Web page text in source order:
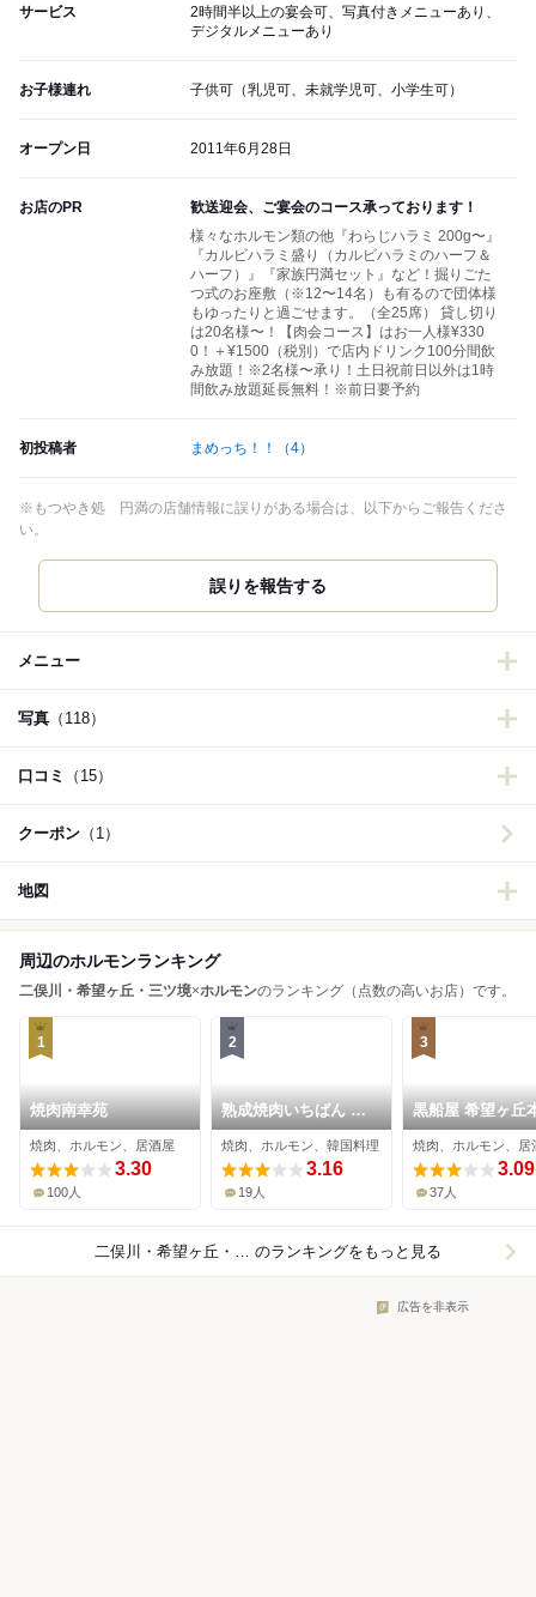
サービス
2時間半以上の宴会可、写真付きメニューあり、
デジタルメニューあり
お子様連れ 子供可（乳児可、未就学児可、小学生可）
オープン日 2011年6月28日
お店のPR
歓送迎会、ご宴会のコース承っております！
様々なホルモン類の他『わらじハラミ 200g〜』
『カルビハラミ盛り（カルビハラミのハーフ＆
ハーフ）』『家族円満セット』など！掘りごた
つ式のお座敷（※12〜14名）も有るので団体様
もゆったりと過ごせます。（全25席） 貸し切り
は20名様〜！【肉会コース】はお一人様¥330
0！＋¥1500（税別）で店内ドリンク100分間飲
み放題！※2名様〜承り！土日祝前日以外は1時
間飲み放題延長無料！※前日要予約
初投稿者 まめっち！！ （4）
※もつやき処 円満の店舗情報に誤りがある場合は、以下からご報告くださ
い。
誤りを報告する
メニュー
写真 （118）
口コミ （15）
クーポン （1）
地図
周辺のホルモンランキング
二俣川・希望ヶ丘・三ツ境×ホルモンのランキング（点数の高いお店）です。
1
焼肉南幸苑
焼肉、ホルモン、居酒屋
3.30
100人
2
熟成焼肉いちばん 瀬
谷阿久和店
焼肉、ホルモン、韓国料理
3.16
19人
3
黒船屋 希望ヶ丘
焼肉、ホルモン、居
3.09
37人
二俣川・希望ヶ丘・三ツ境×ホルモン のランキングをもっと見る
広告を非表示